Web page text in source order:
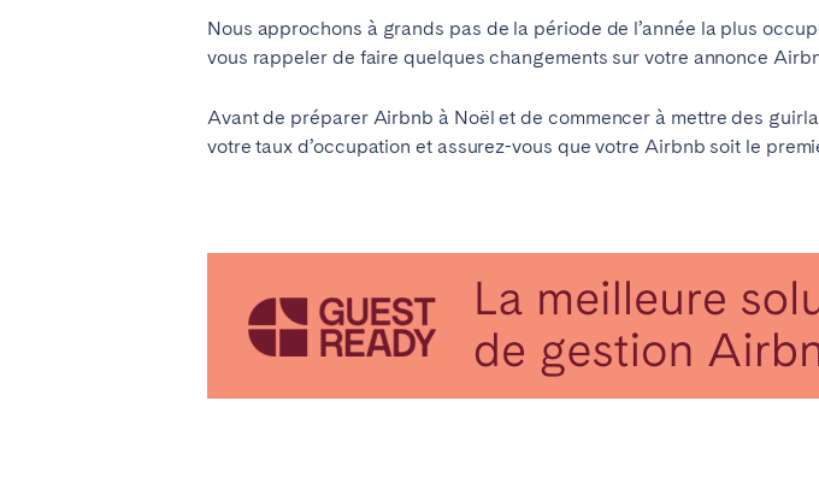
Nous approchons à grands pas de la période de l’année la plus
vous rappeler de faire quelques changements sur votre annonce
Avant de préparer Airbnb à Noël et de commencer à mettre des
votre taux d’occupation et assurez-vous que votre Airbnb soit le
Riyadh
Alicante Barcelone Benidorm
Mallorca
Marbella Salamanca
Zaragoza